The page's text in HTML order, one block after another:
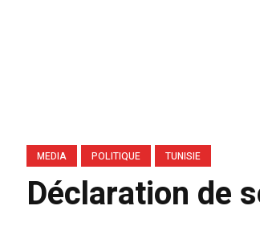
MEDIA POLITIQUE TUNISIE
Déclaration de